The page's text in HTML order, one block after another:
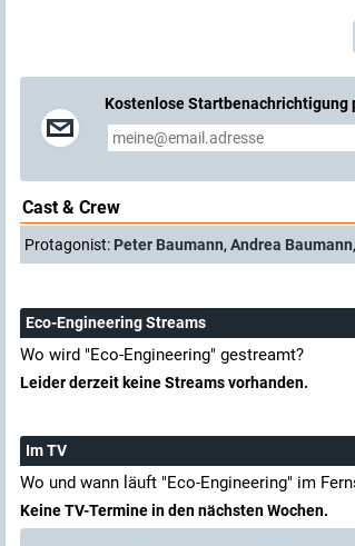
Kostenlose Startbenachrichtigung
Cast & Crew
Protagonist: Peter Baumann, Andrea Baumann,
Eco-Engineering Streams
Wo wird "Eco-Engineering" gestreamt?
Leider derzeit keine Streams vorhanden.
Im TV
Wo und wann läuft "Eco-Engineering" im
Keine TV-Termine in den nächsten Wochen.